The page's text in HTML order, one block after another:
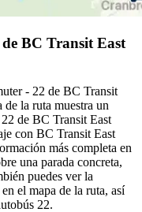
BC Transit East
- 22 de BC Transit
la ruta muestra un
de BC Transit East
con BC Transit East
más completa en
una parada concreta,
puedes ver la
el mapa de la ruta, así
22.